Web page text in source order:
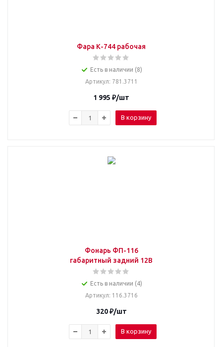
Фара К-744 рабочая
Есть в наличии (8)
Артикул: 781.3711
1 995 ₽/шт
В корзину
Фонарь ФП-116
габаритный задний 12В
Есть в наличии (4)
Артикул: 116.3716
320₽/шт
В корзину